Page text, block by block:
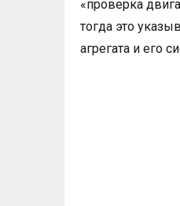
«проверка
тогда это
агрегата и его